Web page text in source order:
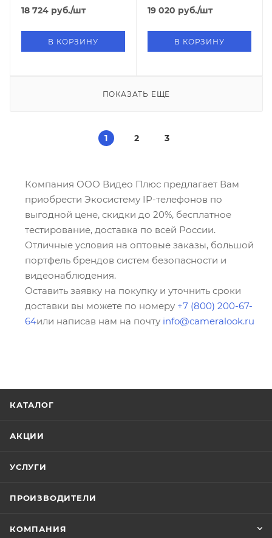
18 724 руб./шт
В КОРЗИНУ
19 020 руб./шт
В КОРЗИНУ
ПОКАЗАТЬ ЕЩЕ
1 2 3
Компания ООО Видео Плюс предлагает Вам
приобрести Экосистему IP-телефонов по
выгодной цене, скидки до 20%, бесплатное
тестирование, доставка по всей России.
Отличные условия на оптовые заказы, большой
портфель брендов систем безопасности и
видеонаблюдения.
Оставить заявку на покупку и уточнить сроки
доставки вы можете по номеру +7 (800) 200-67-
64или написав нам на почту info@cameralook.ru
КАТАЛОГ
АКЦИИ
УСЛУГИ
ПРОИЗВОДИТЕЛИ
КОМПАНИЯ